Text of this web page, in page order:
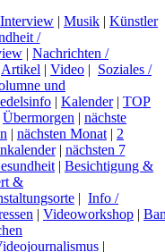
Interview | Musik | Künstler
/
| Nachrichten /
Artikel | Video | Soziales /
und
| Kalender| TOP
Übermorgen | nächste
| nächsten Monat | 2
| nächsten 7
| Besichtigung &
&
| Info /
| Videoworkshop |
|